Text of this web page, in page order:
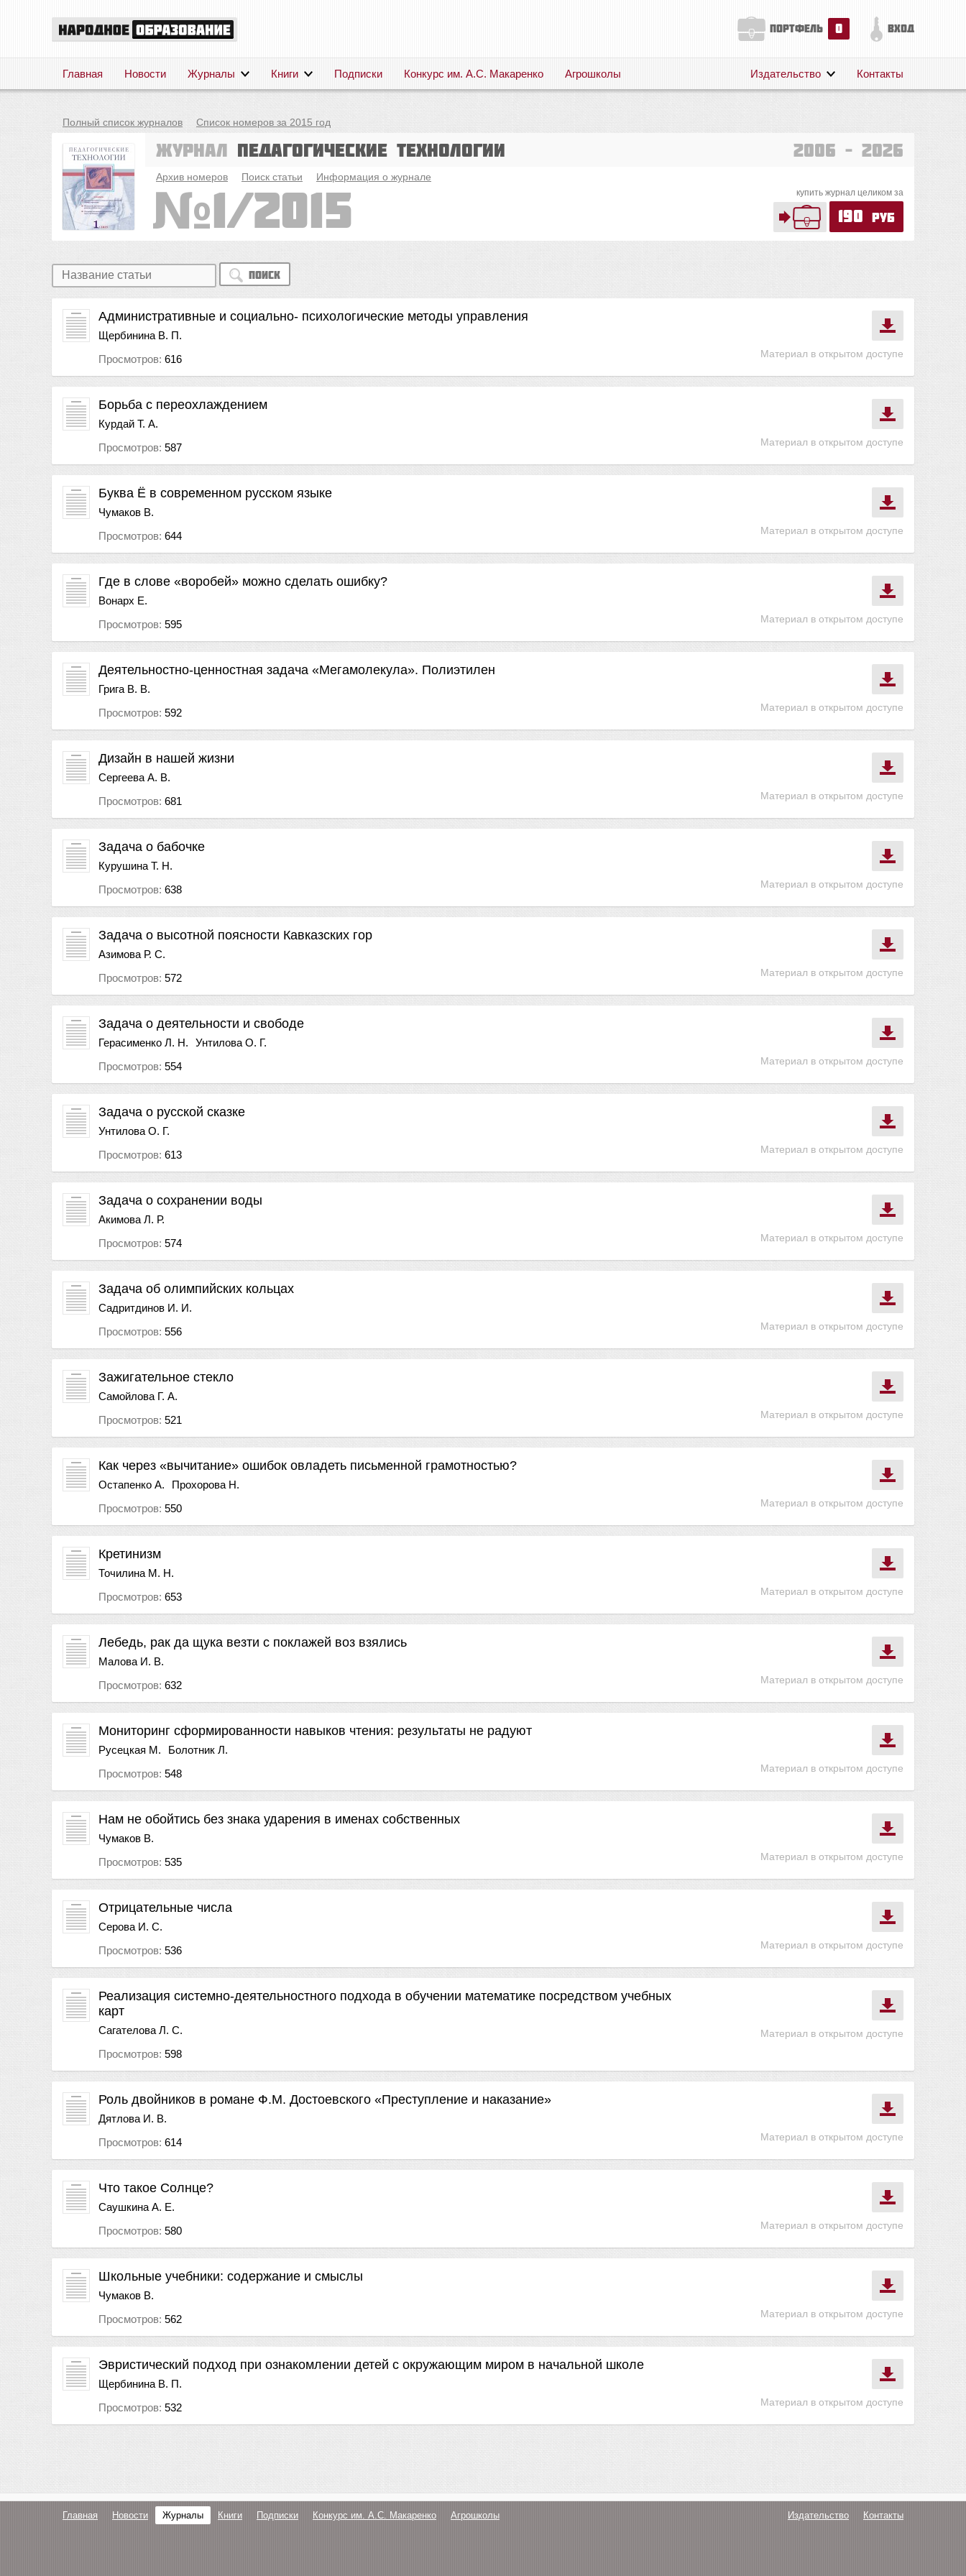
портфель 0 вход
Главная Новости Журналы Книги Подписки Конкурс им. А.С. Макаренко Агрошколы
Поддержка
Издательство Контакты
Полный список журналов Список номеров за 2015 год
Журнал Педагогические технологии 2006 – 2026
Архив номеров Поиск статьи Информация о журнале
купить журнал целиком за
190 руб
1/2015
Поиск
Материал в открытом доступе
Административные и социально- психологические методы управления
Щербинина В. П.
Просмотров: 616
Материал в открытом доступе
Борьба с переохлаждением
Курдай Т. А.
Просмотров: 587
Материал в открытом доступе
Буква Ё в современном русском языке
Чумаков В.
Просмотров: 644
Материал в открытом доступе
Где в слове «воробей» можно сделать ошибку?
Вонарх Е.
Просмотров: 595
Материал в открытом доступе
Деятельностно-ценностная задача «Мегамолекула». Полиэтилен
Грига В. В.
Просмотров: 592
Материал в открытом доступе
Дизайн в нашей жизни
Сергеева А. В.
Просмотров: 681
Материал в открытом доступе
Задача о бабочке
Курушина Т. Н.
Просмотров: 638
Материал в открытом доступе
Задача о высотной поясности Кавказских гор
Азимова Р. С.
Просмотров: 572
Материал в открытом доступе
Задача о деятельности и свободе
Герасименко Л. Н.
Унтилова О. Г.
Просмотров: 554
Материал в открытом доступе
Задача о русской сказке
Унтилова О. Г.
Просмотров: 613
Материал в открытом доступе
Задача о сохранении воды
Акимова Л. Р.
Просмотров: 574
Материал в открытом доступе
Задача об олимпийских кольцах
Садритдинов И. И.
Просмотров: 556
Материал в открытом доступе
Зажигательное стекло
Самойлова Г. А.
Просмотров: 521
Материал в открытом доступе
Как через «вычитание» ошибок овладеть письменной грамотностью?
Остапенко А.
Прохорова Н.
Просмотров: 550
Материал в открытом доступе
Кретинизм
Точилина М. Н.
Просмотров: 653
Материал в открытом доступе
Лебедь, рак да щука везти с поклажей воз взялись
Малова И. В.
Просмотров: 632
Материал в открытом доступе
Мониторинг сформированности навыков чтения: результаты не радуют
Русецкая М.
Болотник Л.
Просмотров: 548
Материал в открытом доступе
Нам не обойтись без знака ударения в именах собственных
Чумаков В.
Просмотров: 535
Материал в открытом доступе
Отрицательные числа
Серова И. С.
Просмотров: 536
Материал в открытом доступе
Реализация системно-деятельностного подхода в обучении математике посредством учебных
карт
Сагателова Л. С.
Просмотров: 598
Материал в открытом доступе
Роль двойников в романе Ф.М. Достоевского «Преступление и наказание»
Дятлова И. В.
Просмотров: 614
Материал в открытом доступе
Что такое Солнце?
Саушкина А. Е.
Просмотров: 580
Материал в открытом доступе
Школьные учебники: содержание и смыслы
Чумаков В.
Просмотров: 562
Материал в открытом доступе
Эвристический подход при ознакомлении детей с окружающим миром в начальной школе
Щербинина В. П.
Просмотров: 532
Главная Новости Журналы Книги Подписки Конкурс им. А.С. Макаренко Агрошколы Издательство Контакты